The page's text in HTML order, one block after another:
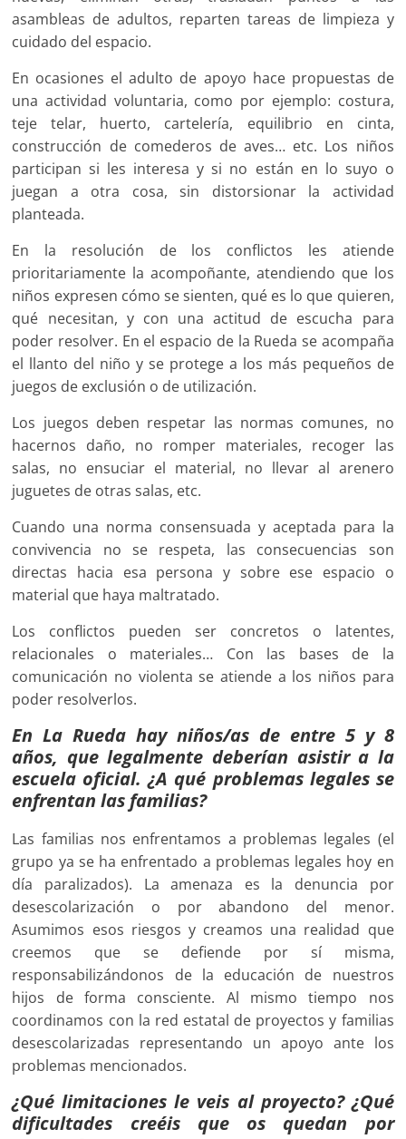
asambleas de adultos, reparten tareas de limpieza y
cuidado del espacio.
En ocasiones el adulto de apoyo hace propuestas de
una actividad voluntaria, como por ejemplo: costura,
teje telar, huerto, cartelería, equilibrio en cinta,
construcción de comederos de aves… etc. Los niños
participan si les interesa y si no están en lo suyo o
juegan a otra cosa, sin distorsionar la actividad
planteada.
En la resolución de los conflictos les atiende
prioritariamente la acompoñante, atendiendo que los
niños expresen cómo se sienten, qué es lo que quieren,
qué necesitan, y con una actitud de escucha para
poder resolver. En el espacio de la Rueda se acompaña
el llanto del niño y se protege a los más pequeños de
juegos de exclusión o de utilización.
Los juegos deben respetar las normas comunes, no
hacernos daño, no romper materiales, recoger las
salas, no ensuciar el material, no llevar al arenero
juguetes de otras salas, etc.
Cuando una norma consensuada y aceptada para la
convivencia no se respeta, las consecuencias son
directas hacia esa persona y sobre ese espacio o
material que haya maltratado.
Los conflictos pueden ser concretos o latentes,
relacionales o materiales… Con las bases de la
comunicación no violenta se atiende a los niños para
poder resolverlos.
En La Rueda hay niños/as de entre 5 y 8
años, que legalmente deberían asistir a la
escuela oficial. ¿A qué problemas legales se
enfrentan las familias?
Las familias nos enfrentamos a problemas legales (el
grupo ya se ha enfrentado a problemas legales hoy en
día paralizados). La amenaza es la denuncia por
desescolarización o por abandono del menor.
Asumimos esos riesgos y creamos una realidad que
creemos que se defiende por sí misma,
responsabilizándonos de la educación de nuestros
hijos de forma consciente. Al mismo tiempo nos
coordinamos con la red estatal de proyectos y familias
desescolarizadas representando un apoyo ante los
problemas mencionados.
¿Qué limitaciones le veis al proyecto? ¿Qué
dificultades creéis que os quedan por